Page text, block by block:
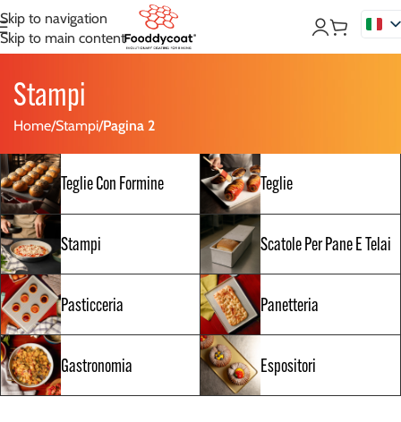
Skip to navigation
Skip to main content
Stampi
Home/Stampi/Pagina 2
Teglie Con Formine Teglie
Stampi Scatole Per Pane E Telai
Pasticceria Panetteria
Gastronomia Espositori